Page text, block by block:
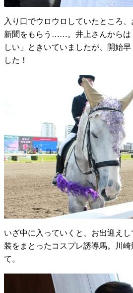
入り口でウロウロしていたところ
新聞をもらう……。井上さんからは
しい」ときいていましたが、開始
した！
いざ中に入っていくと、お出迎え
装をまとったコスプレ誘導馬。川
て。